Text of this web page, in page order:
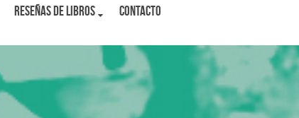
Reseñas de libros Contacto